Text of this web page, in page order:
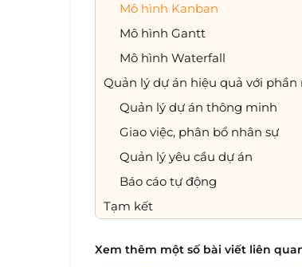
Mô hình Kanban
Mô hình Gantt
Mô hình Waterfall
Quản lý dự án hiệu quả với phần
Quản lý dự án thông minh
Giao việc, phân bổ nhân sự
Quản lý yêu cầu dự án
Báo cáo tự động
Tạm kết
Xem thêm một số bài viết liên